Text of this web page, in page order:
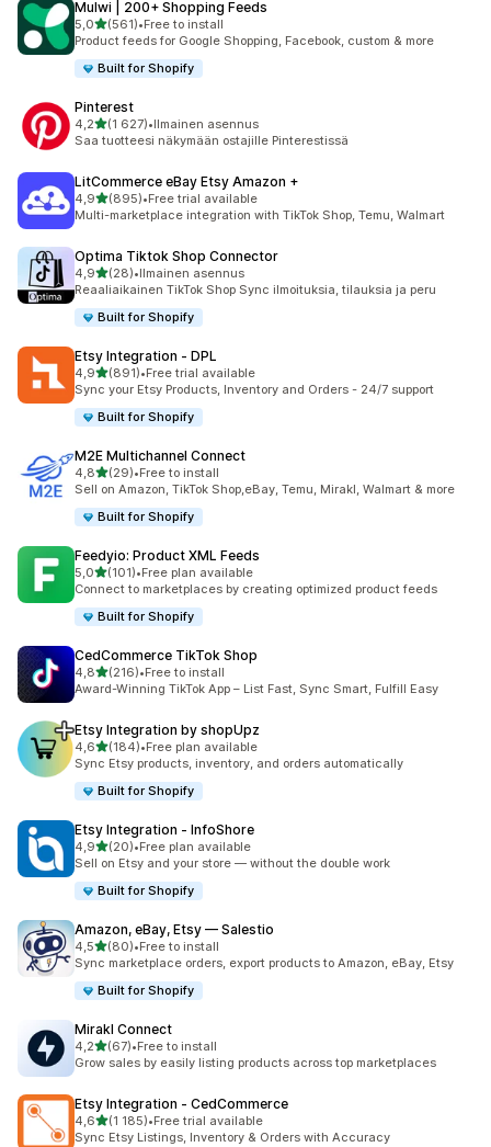
Mulwi | 200+ Shopping Feeds
5,0/ 5 tähteä
(561)
561 arvostelua yhteensä
•Free to install
Product feeds for Google Shopping, Facebook, custom & more
Built for Shopify
Pinterest
4,2/ 5 tähteä
(1 627)
1627 arvostelua yhteensä
•Ilmainen asennus
Saa tuotteesi näkymään ostajille Pinterestissä
LitCommerce eBay Etsy Amazon +
4,9/ 5 tähteä
(895)
895 arvostelua yhteensä
•Free trial available
Multi-marketplace integration with TikTok Shop, Temu, Walmart
Optima Tiktok Shop Connector
4,9/ 5 tähteä
(28)
28 arvostelua yhteensä
•Ilmainen asennus
Reaaliaikainen TikTok Shop Sync ilmoituksia, tilauksia ja peru
Built for Shopify
Etsy Integration ‑ DPL
4,9/ 5 tähteä
(891)
891 arvostelua yhteensä
•Free trial available
Sync your Etsy Products, Inventory and Orders - 24/7 support
Built for Shopify
M2E Multichannel Connect
4,8/ 5 tähteä
(29)
29 arvostelua yhteensä
•Free to install
Sell on Amazon, TikTok Shop,eBay, Temu, Mirakl, Walmart & more
Built for Shopify
Feedyio: Product XML Feeds
5,0/ 5 tähteä
(101)
101 arvostelua yhteensä
•Free plan available
Connect to marketplaces by creating optimized product feeds
Built for Shopify
CedCommerce TikTok Shop
4,8/ 5 tähteä
(216)
216 arvostelua yhteensä
•Free to install
Award-Winning TikTok App – List Fast, Sync Smart, Fulfill Easy
Etsy Integration by shopUpz
4,6/ 5 tähteä
(184)
184 arvostelua yhteensä
•Free plan available
Sync Etsy products, inventory, and orders automatically
Built for Shopify
Etsy Integration ‑ InfoShore
4,9/ 5 tähteä
(20)
20 arvostelua yhteensä
•Free plan available
Sell on Etsy and your store — without the double work
Built for Shopify
Amazon, eBay, Etsy — Salestio
4,5/ 5 tähteä
(80)
80 arvostelua yhteensä
•Free to install
Sync marketplace orders, export products to Amazon, eBay, Etsy
Built for Shopify
Mirakl Connect
4,2/ 5 tähteä
(67)
67 arvostelua yhteensä
•Free to install
Grow sales by easily listing products across top marketplaces
Etsy Integration ‑ CedCommerce
4,6/ 5 tähteä
(1 185)
1185 arvostelua yhteensä
•Free trial available
Sync Etsy Listings, Inventory & Orders with Accuracy